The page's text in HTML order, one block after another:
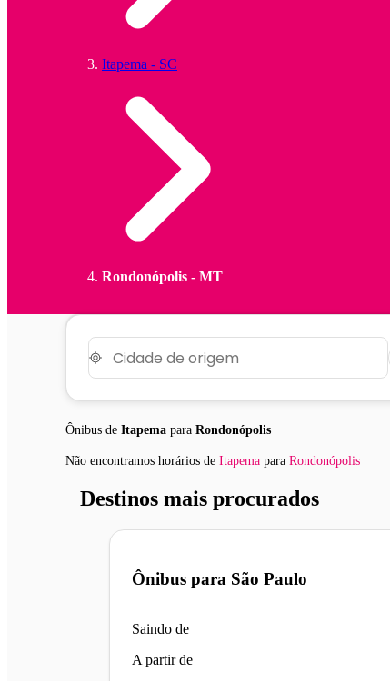
Itapema - SC
Rondonópolis - MT
Ônibus de Itapema para Rondonópolis
Não encontramos horários de Itapema para Rondonópolis
Destinos mais procurados
Ônibus para São Paulo
Saindo de
A partir de